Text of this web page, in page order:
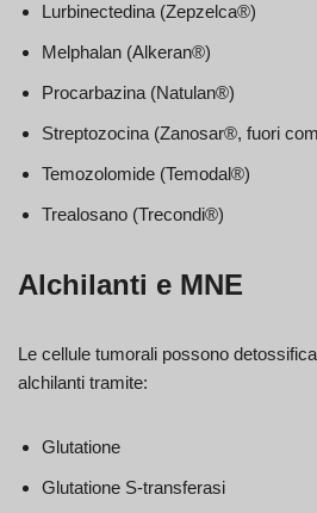
Lurbinectedina (Zepzelca®)
Melphalan (Alkeran®)
Procarbazina (Natulan®)
Streptozocina (Zanosar®, fuori
Temozolomide (Temodal®)
Trealosano (Trecondi®)
Alchilanti e MNE
Le cellule tumorali possono
alchilanti tramite:
Glutatione
Glutatione S-transferasi